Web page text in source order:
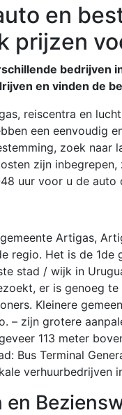
en
prijzen
bedrijven
en vinden de
reiscentra en
een eenvoudig
zoek naar
zijn
uur voor u de auto
Artigas,
regio. Het is de 1de
stad / wijk in
er is genoeg
Kleinere
– zijn grotere
113 meter
Bus Terminal
verhuurbedrijven